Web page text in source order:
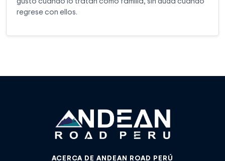
regrese con ellos.
ACERCA DE ANDEAN ROAD PERÚ